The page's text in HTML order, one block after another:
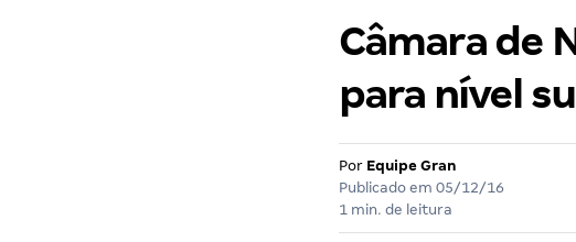
Câmara de
para nível
Por Equipe Gran
Publicado em 05/12/16
1 min. de leitura